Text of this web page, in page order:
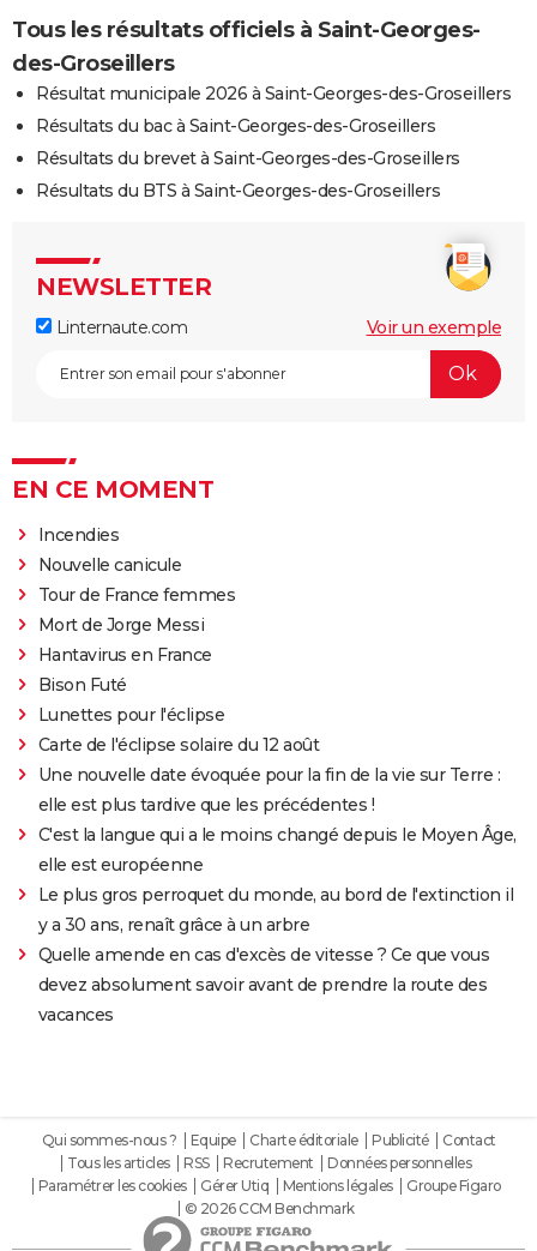
Tous les résultats officiels à Saint-Georges-
des-Groseillers
Résultat municipale 2026 à Saint-Georges-des-Groseillers
Résultats du bac à Saint-Georges-des-Groseillers
Résultats du brevet à Saint-Georges-des-Groseillers
Résultats du BTS à Saint-Georges-des-Groseillers
NEWSLETTER
Linternaute.com Voir un exemple
EN CE MOMENT
Incendies
Nouvelle canicule
Tour de France femmes
Mort de Jorge Messi
Hantavirus en France
Bison Futé
Lunettes pour l'éclipse
Carte de l'éclipse solaire du 12 août
Une nouvelle date évoquée pour la fin de la vie sur Terre :
elle est plus tardive que les précédentes !
C'est la langue qui a le moins changé depuis le Moyen Âge,
elle est européenne
Le plus gros perroquet du monde, au bord de l'extinction il
y a 30 ans, renaît grâce à un arbre
Quelle amende en cas d'excès de vitesse ? Ce que vous
devez absolument savoir avant de prendre la route des
vacances
Qui sommes-nous ? Equipe Charte éditoriale Publicité
Contact
Tous les articles
RSS Recrutement
Données personnelles
Paramétrer les cookies
Gérer Utiq Mentions légales
Groupe Figaro
© 2026 CCM Benchmark